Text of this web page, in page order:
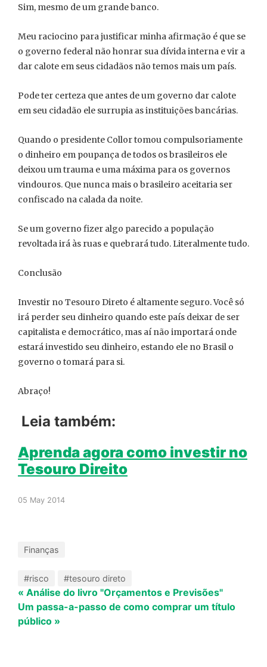
Sim, mesmo de um grande banco.
Meu raciocino para justificar minha afirmação é que se
o governo federal não honrar sua dívida interna e vir a
dar calote em seus cidadãos não temos mais um país.
Pode ter certeza que antes de um governo dar calote
em seu cidadão ele surrupia as instituições bancárias.
Quando o presidente Collor tomou compulsoriamente
o dinheiro em poupança de todos os brasileiros ele
deixou um trauma e uma máxima para os governos
vindouros. Que nunca mais o brasileiro aceitaria ser
confiscado na calada da noite.
Se um governo fizer algo parecido a população
revoltada irá às ruas e quebrará tudo. Literalmente tudo.
Conclusão
Investir no Tesouro Direto é altamente seguro. Você só
irá perder seu dinheiro quando este país deixar de ser
capitalista e democrático, mas aí não importará onde
estará investido seu dinheiro, estando ele no Brasil o
governo o tomará para si.
Abraço!
Leia também:
Aprenda agora como investir no
Tesouro Direito
05 May 2014
Finanças
#risco #tesouro direto
« Análise do livro "Orçamentos e Previsões"
Um passa-a-passo de como comprar um título
público »